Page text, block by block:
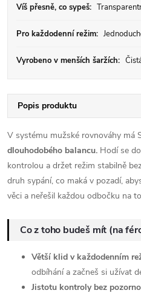
Víš přesně, co sypeš:
Pro každodenní režim:
Vyrobeno v menších šaržích:
Popis produktu
V systému mužské rovnováhy má
dlouhodobého balancu. Hodí se
kontrolou a držet režim stabilně
druh sypání, co maká v pozadí,
věci a neřešil každou odbočku na
Co z toho budeš mít (na
Větší klid v každodenním
odbíhání a začneš si užívat
Jistotu kontroly bez